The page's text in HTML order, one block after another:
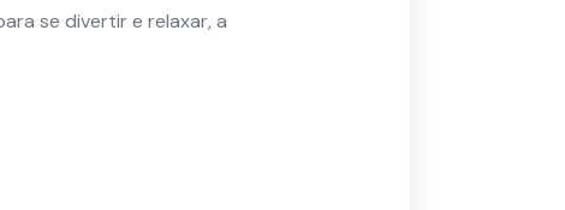
se divertir e relaxar, a